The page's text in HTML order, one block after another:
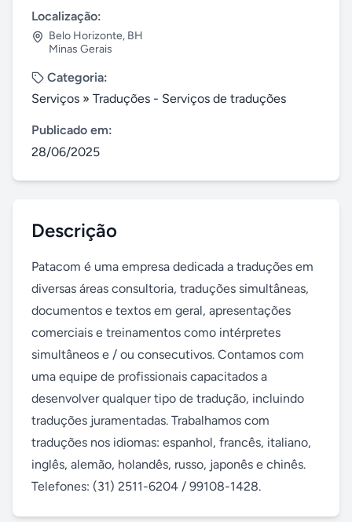
Localização:
Belo Horizonte, BH
Minas Gerais
Categoria:
Serviços » Traduções - Serviços de traduções
Publicado em:
28/06/2025
Descrição
Patacom é uma empresa dedicada a traduções em
diversas áreas consultoria, traduções simultâneas,
documentos e textos em geral, apresentações
comerciais e treinamentos como intérpretes
simultâneos e / ou consecutivos. Contamos com
uma equipe de profissionais capacitados a
desenvolver qualquer tipo de tradução, incluindo
traduções juramentadas. Trabalhamos com
traduções nos idiomas: espanhol, francês, italiano,
inglês, alemão, holandês, russo, japonês e chinês.
Telefones: (31) 2511-6204 / 99108-1428.